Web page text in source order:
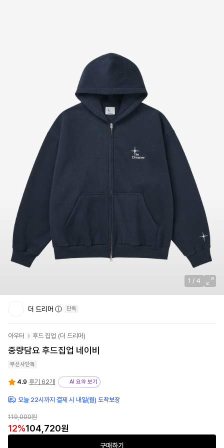
1 / 4
더 드리머 단독
아우터 후드 집업 (더 드리머)
중량담요 후드집업 네이비
무신사단독
4.9 후기 62개 AI 요약 보기
오늘 22시까지 결제 시 내일(월) 도착보장
119,000원
12%104,720원
구매하기